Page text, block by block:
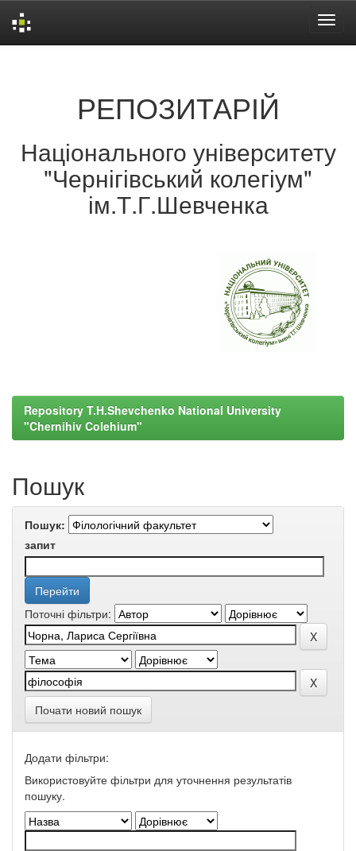
РЕПОЗИТАРІЙ
Національного університету
"Чернігівський колегіум"
ім.Т.Г.Шевченка
Repository T.H.Shevchenko National University
"Chernihiv Colehium"
Пошук
Пошук:
запит
Поточні фільтри:
Почати новий пошук
Додати фільтри:
Використовуйте фільтри для уточнення результатів
пошуку.